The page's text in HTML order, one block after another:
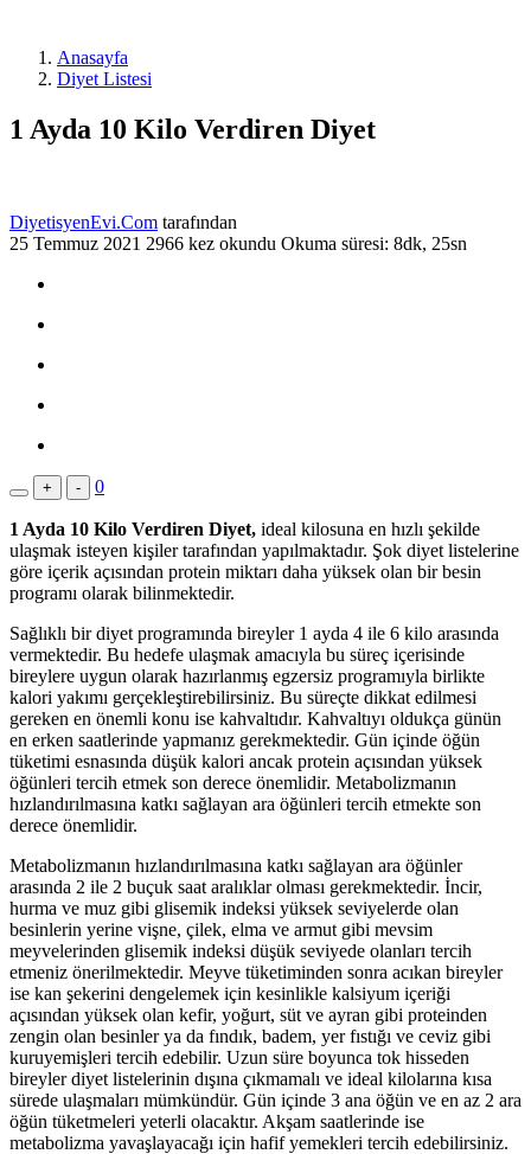
Anasayfa
Diyet Listesi
1 Ayda 10 Kilo Verdiren Diyet
DiyetisyenEvi.Com tarafından
25 Temmuz 2021 2966 kez okundu Okuma süresi: 8dk, 25sn
+ - 0
1 Ayda 10 Kilo Verdiren Diyet, ideal kilosuna en hızlı şekilde
ulaşmak isteyen kişiler tarafından yapılmaktadır. Şok diyet listelerine
göre içerik açısından protein miktarı daha yüksek olan bir besin
programı olarak bilinmektedir.
Sağlıklı bir diyet programında bireyler 1 ayda 4 ile 6 kilo arasında
vermektedir. Bu hedefe ulaşmak amacıyla bu süreç içerisinde
bireylere uygun olarak hazırlanmış egzersiz programıyla birlikte
kalori yakımı gerçekleştirebilirsiniz. Bu süreçte dikkat edilmesi
gereken en önemli konu ise kahvaltıdır. Kahvaltıyı oldukça günün
en erken saatlerinde yapmanız gerekmektedir. Gün içinde öğün
tüketimi esnasında düşük kalori ancak protein açısından yüksek
öğünleri tercih etmek son derece önemlidir. Metabolizmanın
hızlandırılmasına katkı sağlayan ara öğünleri tercih etmekte son
derece önemlidir.
Metabolizmanın hızlandırılmasına katkı sağlayan ara öğünler
arasında 2 ile 2 buçuk saat aralıklar olması gerekmektedir. İncir,
hurma ve muz gibi glisemik indeksi yüksek seviyelerde olan
besinlerin yerine vişne, çilek, elma ve armut gibi mevsim
meyvelerinden glisemik indeksi düşük seviyede olanları tercih
etmeniz önerilmektedir. Meyve tüketiminden sonra acıkan bireyler
ise kan şekerini dengelemek için kesinlikle kalsiyum içeriği
açısından yüksek olan kefir, yoğurt, süt ve ayran gibi proteinden
zengin olan besinler ya da fındık, badem, yer fıstığı ve ceviz gibi
kuruyemişleri tercih edebilir. Uzun süre boyunca tok hisseden
bireyler diyet listelerinin dışına çıkmamalı ve ideal kilolarına kısa
sürede ulaşmaları mümkündür. Gün içinde 3 ana öğün ve en az 2 ara
öğün tüketmeleri yeterli olacaktır. Akşam saatlerinde ise
metabolizma yavaşlayacağı için hafif yemekleri tercih edebilirsiniz.